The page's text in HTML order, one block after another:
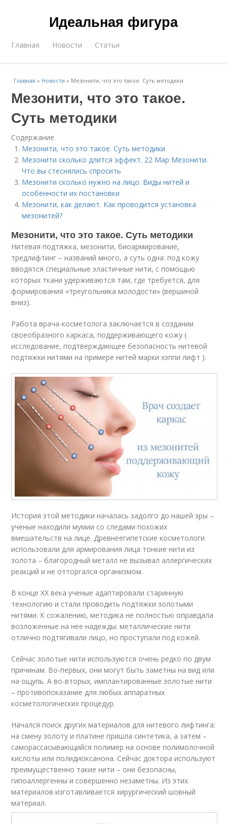
Идеальная фигура
Главная Новости Статьи
Главная » Новости » Мезонити, что это такое. Суть методики
Мезонити, что это такое.
Суть методики
Содержание
Мезонити, что это такое. Суть методики
Мезонити сколько длится эффект. 22 Мар Мезонити.
Что вы стеснялись спросить
Мезонити сколько нужно на лицо. Виды нитей и
особенности их постановки
Мезонити, как делают. Как проводится установка
мезонитей?
Мезонити, что это такое. Суть методики
Нитевая подтяжка, мезонити, биоармирование,
тредлифтинг – названий много, а суть одна: под кожу
вводятся специальные эластичные нити, с помощью
которых ткани удерживаются там, где требуется, для
формирования «треугольника молодости» (вершиной
вниз).
Работа врача-косметолога заключается в создании
своеобразного каркаса, поддерживающего кожу (
исследование, подтверждающее безопасность нитевой
подтяжки нитями на примере нитей марки хэппи лифт ).
История этой методики началась задолго до нашей эры –
ученые находили мумии со следами похожих
вмешательств на лице. Древнеегипетские косметологи
использовали для армирования лица тонкие нити из
золота – благородный металл не вызывал аллергических
реакций и не отторгался организмом.
В конце XX века ученые адаптировали старинную
технологию и стали проводить подтяжки золотыми
нитями. К сожалению, методика не полностью оправдала
возложенные на нее надежды: металлические нити
отлично подтягивали лицо, но проступали под кожей.
Сейчас золотые нити используются очень редко по двум
причинам. Во-первых, они могут быть заметны на вид или
на ощупь. А во-вторых, имплантированные золотые нити
– противопоказание для любых аппаратных
косметологических процедур.
Начался поиск других материалов для нитевого лифтинга:
на смену золоту и платине пришла синтетика, а затем –
саморассасывающийся полимер на основе полимолочной
кислоты или полидиоксанона. Сейчас доктора используют
преимущественно такие нити – они безопасны,
гипоаллергенны и совершенно незаметны. Из этих
материалов изготавливается хирургический шовный
материал.